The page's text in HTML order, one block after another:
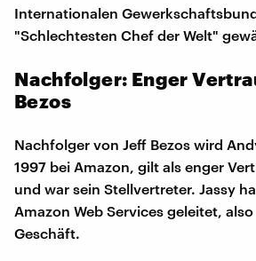
Internationalen
"Schlechtesten Chef der Welt"
Nachfolger: Enger
Bezos
Nachfolger von Jeff Bezos wird
1997 bei Amazon, gilt als enger
und war sein Stellvertreter. Jassy
Amazon Web Services geleitet,
Geschäft.